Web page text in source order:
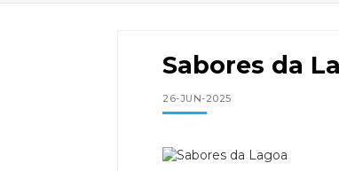
Sabores da
26-JUN-2025